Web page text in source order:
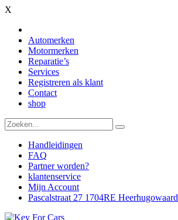
X
Automerken
Motormerken
Reparatie’s
Services
Registreren als klant
Contact
shop
Handleidingen
FAQ
Partner worden?
klantenservice
Mijn Account
Pascalstraat 27 1704RE Heerhugowaard